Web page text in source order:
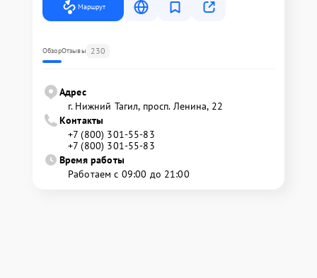
Маршрут
ОбзорОтзывы 230
Адрес
г. Нижний Тагил, просп. Ленина, 22
Контакты
+7 (800) 301-55-83
+7 (800) 301-55-83
Время работы
Работаем с 09:00 до 21:00